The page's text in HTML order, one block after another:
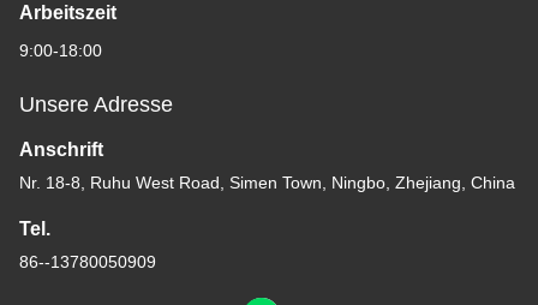
Arbeitszeit
9:00-18:00
Unsere Adresse
Anschrift
Nr. 18-8, Ruhu West Road, Simen Town, Ningbo, Zhejiang, China
Tel.
86--13780050909